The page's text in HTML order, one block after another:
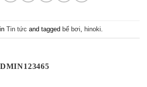
Tin tức and tagged bể bơi hinoki